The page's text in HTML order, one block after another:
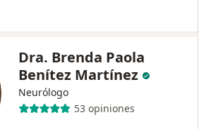
Dra. Brenda Paola
Benítez Martínez
Neurólogo
53 opiniones